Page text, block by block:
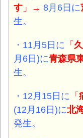
す 」 → 8月6日に
生。
・11月5日に 「
月6日)に青森県
生。
・12月15日に 「
(12月16日)に北
発生。